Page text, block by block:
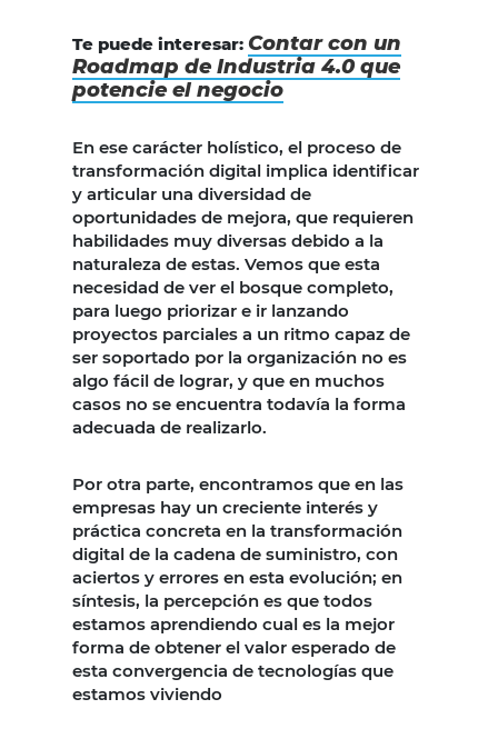
Te puede interesar: Contar con un
Roadmap de Industria 4.0 que
potencie el negocio
En ese carácter holístico, el proceso de
transformación digital implica identificar
y articular una diversidad de
oportunidades de mejora, que requieren
habilidades muy diversas debido a la
naturaleza de estas. Vemos que esta
necesidad de ver el bosque completo,
para luego priorizar e ir lanzando
proyectos parciales a un ritmo capaz de
ser soportado por la organización no es
algo fácil de lograr, y que en muchos
casos no se encuentra todavía la forma
adecuada de realizarlo.
Por otra parte, encontramos que en las
empresas hay un creciente interés y
práctica concreta en la transformación
digital de la cadena de suministro, con
aciertos y errores en esta evolución; en
síntesis, la percepción es que todos
estamos aprendiendo cual es la mejor
forma de obtener el valor esperado de
esta convergencia de tecnologías que
estamos viviendo